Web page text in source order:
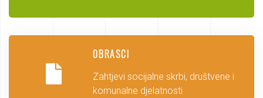
OBRASCI
Zahtjevi socijalne skrbi, društvene i
komunalne djelatnosti